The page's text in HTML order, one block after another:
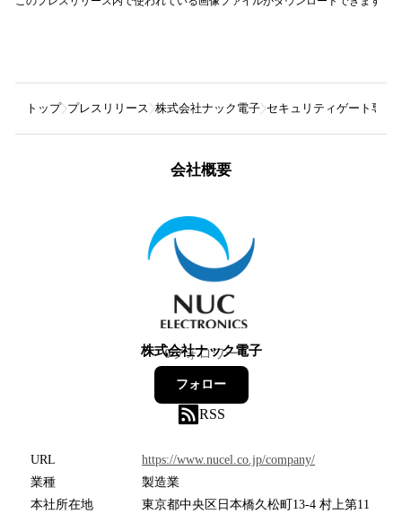
トップ プレスリリース 株式会社ナック電子 セキュリティゲート専門
会社概要
株式会社ナック電子
0フォロワー
フォロー
RSS
URL
https://www.nucel.co.jp/company/
業種
製造業
本社所在地
東京都中央区日本橋久松町13-4 村上第11